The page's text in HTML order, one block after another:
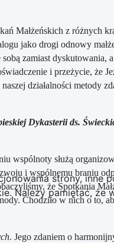
Małżeńskich z
jako drogi odnowy
zamiast dyskutowania,
i przeżycie, że
działalności metody
Dykasterii ds.
wspólnoty służą
i wspólnemu braniu
że Spotkania
Chodziło w nich o to,
. Jego zdaniem o
strony, inne
Należy pamiętać,